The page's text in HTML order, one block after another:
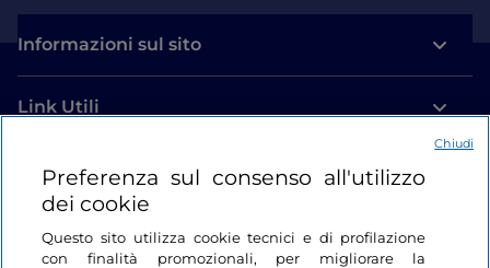
Informazioni sul sito
Link Utili
Login
Restiamo in contatto
Preferenza sul consenso all'utilizzo
dei cookie
Questo sito utilizza cookie tecnici e di profilazione
con finalità promozionali, per migliorare la
Chiudi